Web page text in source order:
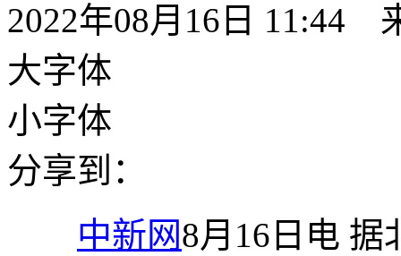
2022年08月16日 11:44
大字体
小字体
分享到：
中新网8月16日电 据